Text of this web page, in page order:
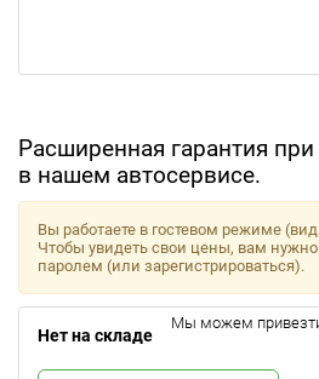
Расширенная гарантия
в нашем автосервисе.
Вы работаете в гостевом режиме
Чтобы увидеть свои цены, вам
паролем (или зарегистрироваться).
Нет на складе
Мы можем